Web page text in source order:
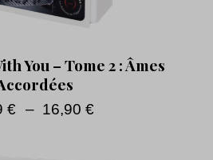
You – Tome 2 : Âmes
€ – 16,90 €